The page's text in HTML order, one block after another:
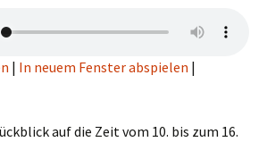
| In neuem Fenster abspielen |
auf die Zeit vom 10. bis zum 16.